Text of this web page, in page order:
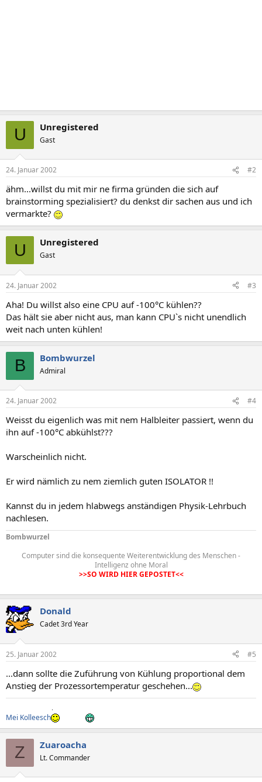
U Unregistered
Gast
24. Januar 2002 #2
ähm...willst du mit mir ne firma gründen die sich auf
brainstorming spezialisiert? du denkst dir sachen aus und ich
vermarkte?
U Unregistered
Gast
24. Januar 2002 #3
Aha! Du willst also eine CPU auf -100°C kühlen??
Das hält sie aber nicht aus, man kann CPU`s nicht unendlich
weit nach unten kühlen!
B Bombwurzel
Admiral
24. Januar 2002 #4
Weisst du eigenlich was mit nem Halbleiter passiert, wenn du
ihn auf -100°C abkühlst???
Warscheinlich nicht.
Er wird nämlich zu nem ziemlich guten ISOLATOR !!
Kannst du in jedem hlabwegs anständigen Physik-Lehrbuch
nachlesen.
Bombwurzel
Computer sind die konsequente Weiterentwicklung des Menschen -
Intelligenz ohne Moral
>>SO WIRD HIER GEPOSTET<<
Donald
Cadet 3rd Year
25. Januar 2002 #5
...dann sollte die Zuführung von Kühlung proportional dem
Anstieg der Prozessortemperatur geschehen...
Mei Kolleesch
Z Zuaroacha
Lt. Commander